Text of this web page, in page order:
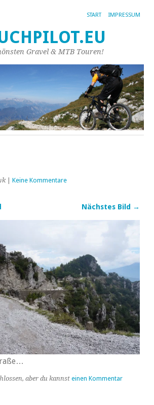
START IMPRESSUM
Gravel & MTB Touren!
| Keine Kommentare
Nächstes Bild →
aber du kannst einen Kommentar